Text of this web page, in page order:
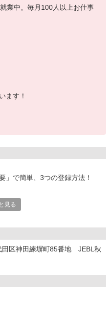
業中。毎月100人以上お仕事
ます！
」で簡単、3つの登録方法！
、あなたにピッタリのお仕事を
事はしっかりチェック！
見る
区神田練塀町85番地 JEBL秋